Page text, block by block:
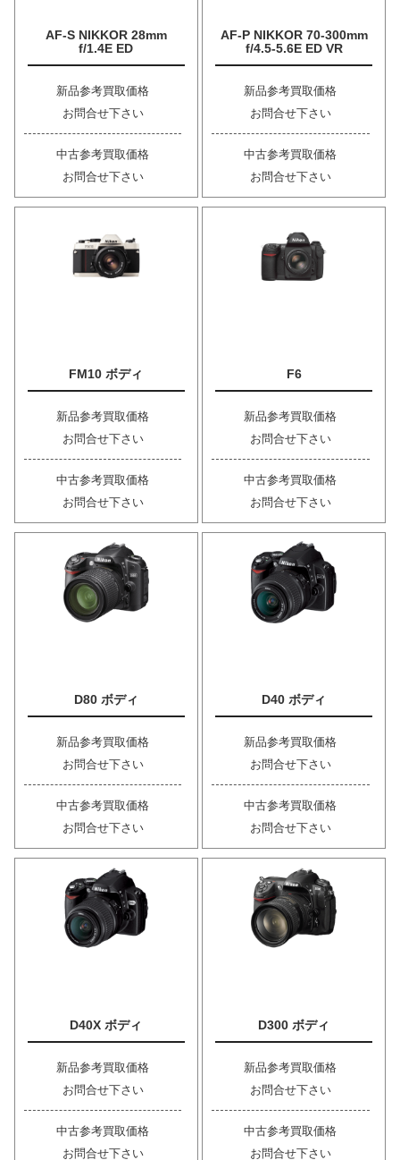
AF-S NIKKOR 28mm
f/1.4E ED
新品参考買取価格
お問合せ下さい
中古参考買取価格
お問合せ下さい
AF-P NIKKOR 70-300mm
f/4.5-5.6E ED VR
新品参考買取価格
お問合せ下さい
中古参考買取価格
お問合せ下さい
FM10 ボディ
新品参考買取価格
お問合せ下さい
中古参考買取価格
お問合せ下さい
F6
新品参考買取価格
お問合せ下さい
中古参考買取価格
お問合せ下さい
D80 ボディ
新品参考買取価格
お問合せ下さい
中古参考買取価格
お問合せ下さい
D40 ボディ
新品参考買取価格
お問合せ下さい
中古参考買取価格
お問合せ下さい
D40X ボディ
新品参考買取価格
お問合せ下さい
中古参考買取価格
お問合せ下さい
D300 ボディ
新品参考買取価格
お問合せ下さい
中古参考買取価格
お問合せ下さい